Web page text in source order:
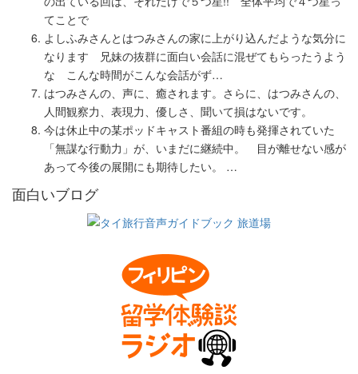
てことで
よしふみさんとはつみさんの家に上がり込んだような気分に
なります 兄妹の抜群に面白い会話に混ぜてもらったうよう
な こんな時間がこんな会話がず…
はつみさんの、声に、癒されます。さらに、はつみさんの、
人間観察力、表現力、優しさ、聞いて損はないです。
今は休止中の某ポッドキャスト番組の時も発揮されていた
「無謀な行動力」が、いまだに継続中。 目が離せない感が
あって今後の展開にも期待したい。 …
面白いブログ